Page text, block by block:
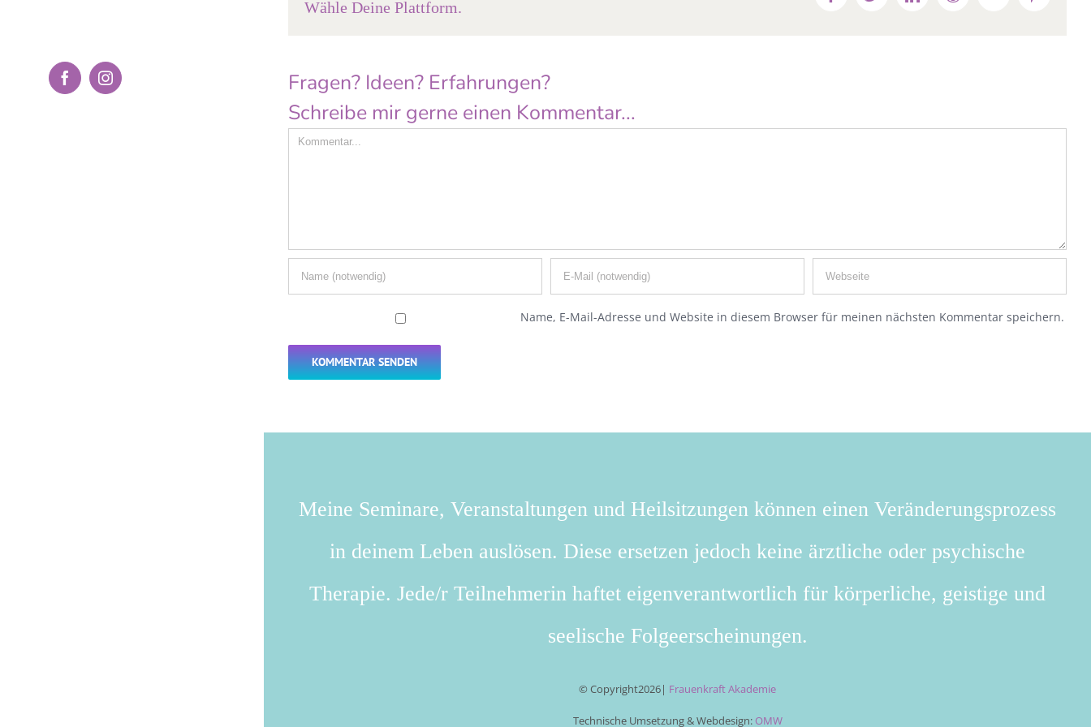
FacebookInstagram
Wähle Deine Plattform.
Fragen? Ideen? Erfahrungen?
Schreibe mir gerne einen Kommentar...
Comment
Name, E-Mail-Adresse und Website in diesem Browser für meinen nächsten Kommentar speichern.
Meine Seminare, Veranstaltungen und Heilsitzungen können einen Veränderungsprozess
in deinem Leben auslösen. Diese ersetzen jedoch keine ärztliche oder psychische
Therapie. Jede/r Teilnehmerin haftet eigenverantwortlich für körperliche, geistige und
seelische Folgeerscheinungen.
© Copyright2026| Frauenkraft Akademie
Technische Umsetzung & Webdesign: OMW